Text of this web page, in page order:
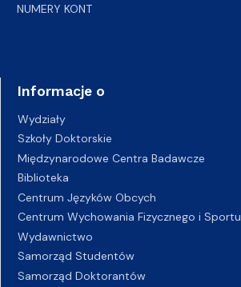
NUMERY KONT
Informacje o
Wydziały
Szkoły Doktorskie
Międzynarodowe Centra Badawcze
Biblioteka
Centrum Języków Obcych
Centrum Wychowania Fizycznego i Sportu
Wydawnictwo
Samorząd Studentów
Samorząd Doktorantów